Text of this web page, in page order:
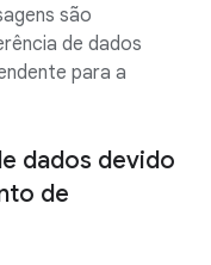
são
de dados
para a
dados devido
de